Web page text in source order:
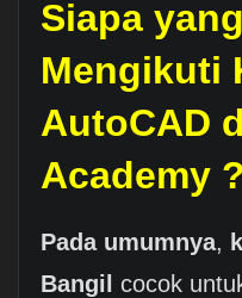
Siapa
Mengikuti
AutoCAD
Academy ?
Pada umumnya,
Bangil cocok